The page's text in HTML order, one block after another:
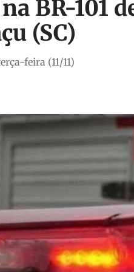
BR-101
(SC)
feira (11/11)